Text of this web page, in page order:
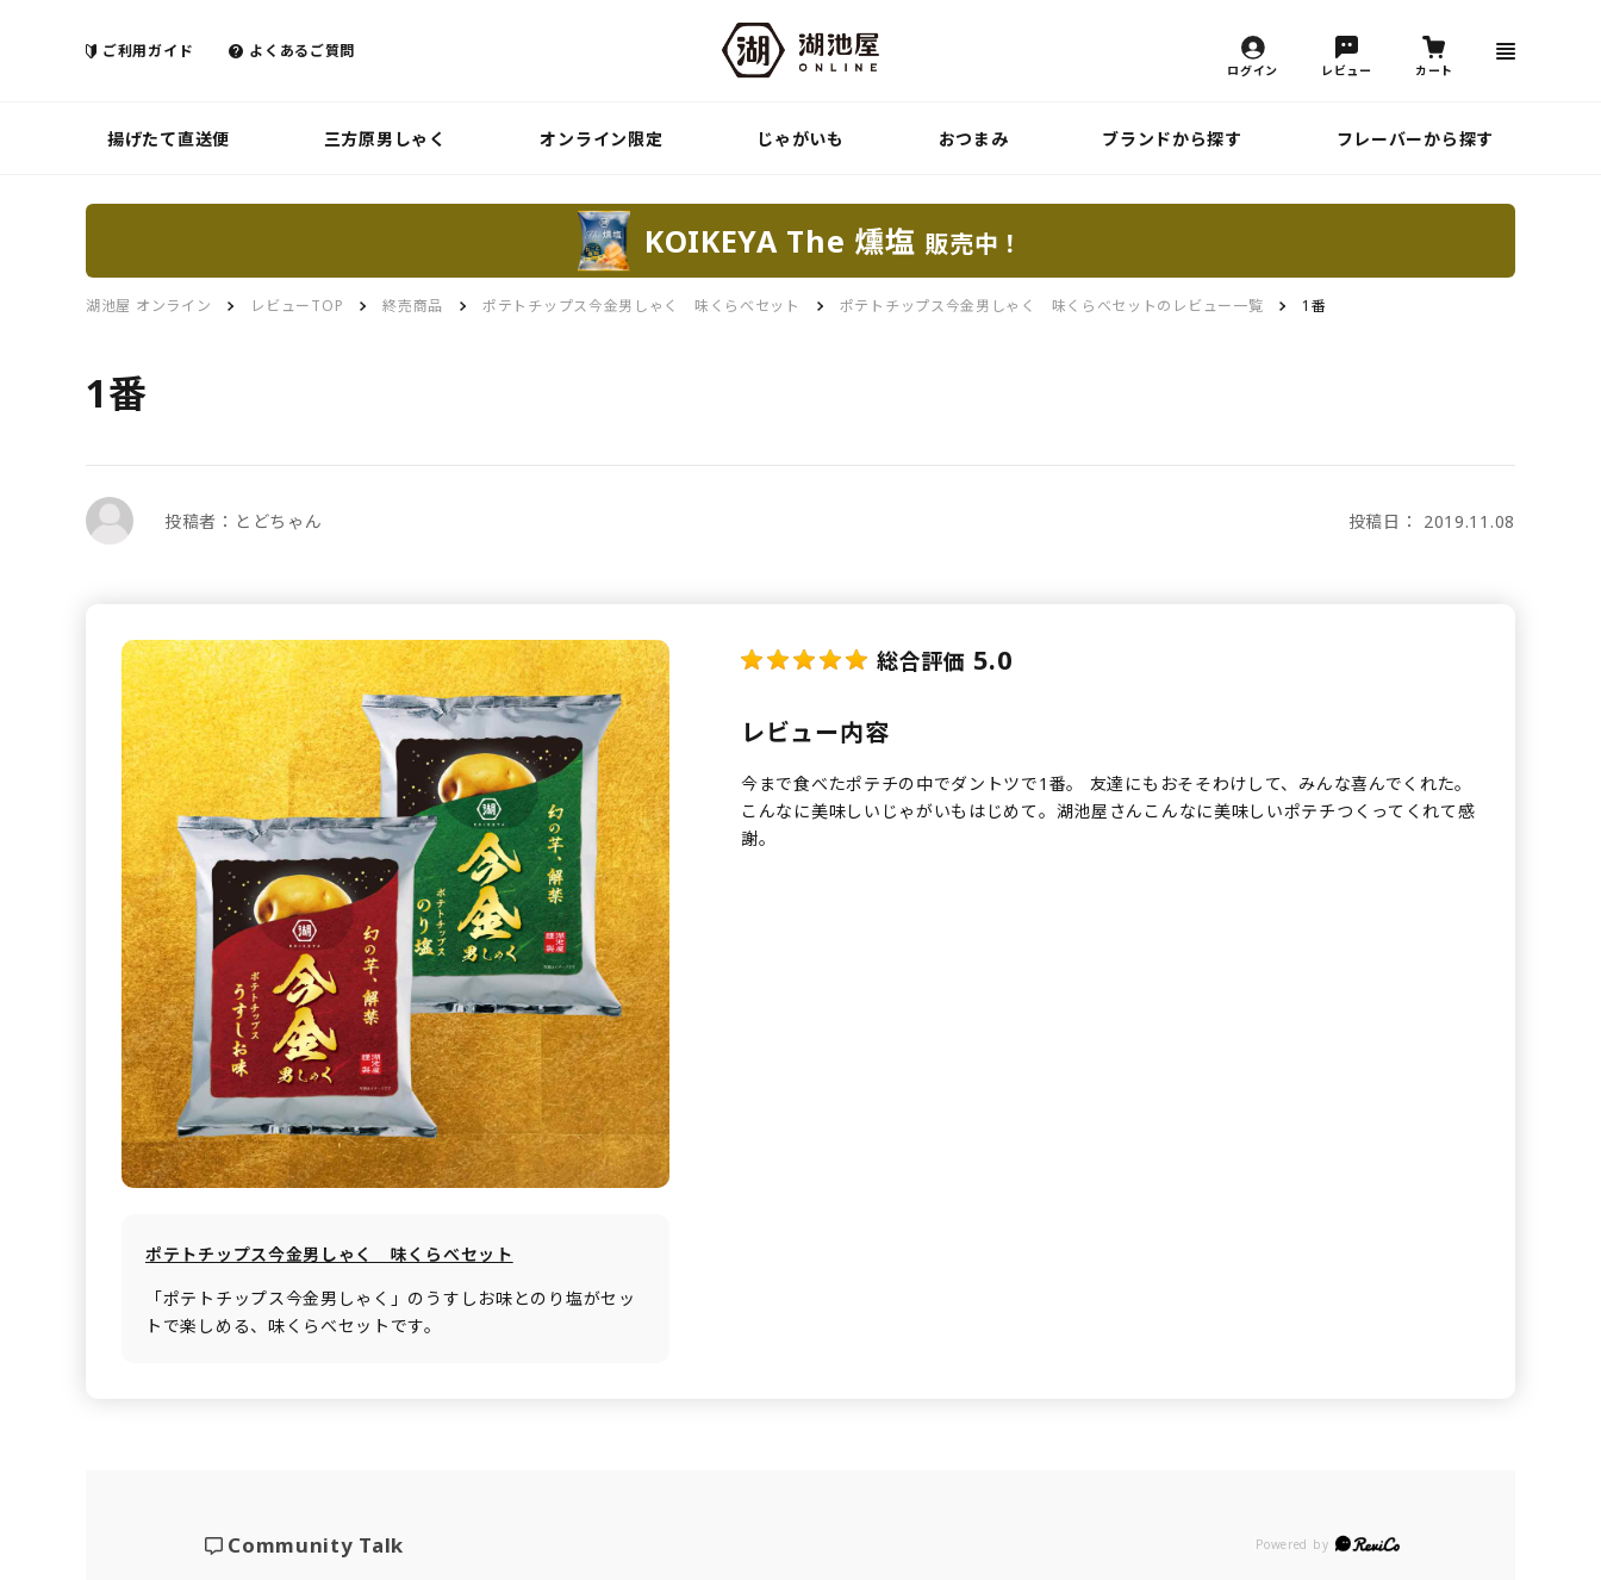
ご利用ガイド よくあるご質問
ログイン レビュー カート
揚げたて直送便 三方原男しゃく オンライン限定 じゃがいも おつまみ ブランドから探す フレーバーから探す
KOIKEYA The 燻塩 販売中！
湖池屋 オンライン レビューTOP 終売商品 ポテトチップス今金男しゃく 味くらべセット ポテトチップス今金男しゃく 味くらべセットのレビュー一覧 1番
1番
投稿者：とどちゃん 投稿日： 2019.11.08
ポテトチップス今金男しゃく 味くらべセット
「ポテトチップス今金男しゃく」のうすしお味とのり塩がセッ
トで楽しめる、味くらべセットです。
総合評価 5.0
レビュー内容
今まで食べたポテチの中でダントツで1番。 友達にもおそそわけして、みんな喜んでくれた。
こんなに美味しいじゃがいもはじめて。湖池屋さんこんなに美味しいポテチつくってくれて感
謝。
Powered by
Community Talk